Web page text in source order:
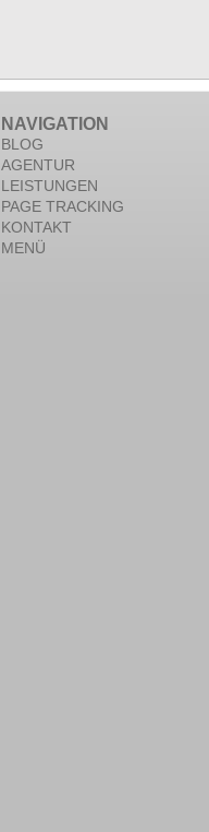
NAVIGATION
BLOG
AGENTUR
LEISTUNGEN
PAGE TRACKING
KONTAKT
MENÜ